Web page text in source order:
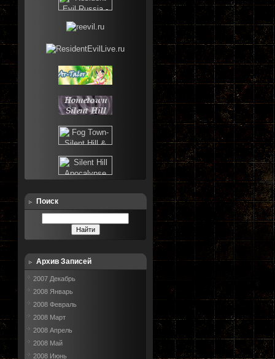
Поиск
Архив Записей
2007 Декабрь
2008 Январь
2008 Февраль
2008 Март
2008 Апрель
2008 Май
2008 Июнь